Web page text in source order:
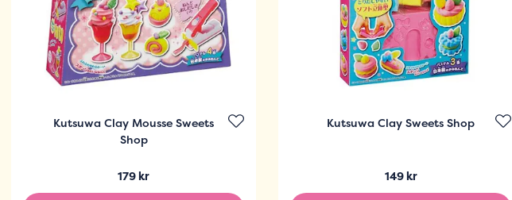
Kutsuwa Clay Mousse Sweets
Shop
179 kr
Kutsuwa Clay Sweets Shop
149 kr